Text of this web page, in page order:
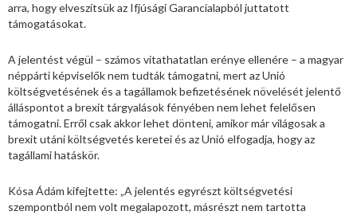
arra, hogy elveszítsük az Ifjúsági Garancialapból juttatott
támogatásokat.
A jelentést végül – számos vitathatatlan erénye ellenére – a magyar
néppárti képviselők nem tudták támogatni, mert az Unió
költségvetésének és a tagállamok befizetésének növelését jelentő
álláspontot a brexit tárgyalások fényében nem lehet felelősen
támogatni. Erről csak akkor lehet dönteni, amikor már világosak a
brexit utáni költségvetés keretei és az Unió elfogadja, hogy az
tagállami hatáskör.
Kósa Ádám kifejtette: „A jelentés egyrészt költségvetési
szempontból nem volt megalapozott, másrészt nem tartotta